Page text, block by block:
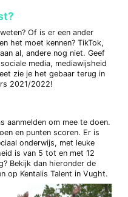
Of is er een ander
het moet kennen? TikTok,
al, andere nog niet. Geef
media, mediawijsheid
zie je het gebaar terug in
2021/2022!
aanmelden om mee te doen.
en punten scoren. Er is
onderwijs, met leuke
is van 5 tot en met 12
Bekijk dan hieronder de
op Kentalis Talent in Vught.